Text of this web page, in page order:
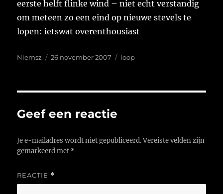
eerste helft flinke wind – niet echt verstandig
om meteen zo een eind op nieuwe stevels te
lopen: ietswat overenthousiast
Auteur
Niemsz
Geplaatst
26 november 2007 Tags
loop
Geef een reactie
Je e-mailadres wordt niet gepubliceerd. Vereiste velden zijn
gemarkeerd met *
REACTIE *